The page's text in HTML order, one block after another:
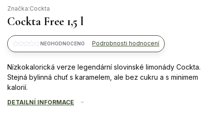
Značka:Cockta
Cockta Free 1,5 l
NEOHODNOCENO Podrobnosti hodnocení
Nízkokalorická verze legendární slovinské limonády Cockta.
Stejná bylinná chuť s karamelem, ale bez cukru a s minimem
kalorií.
DETAILNÍ INFORMACE